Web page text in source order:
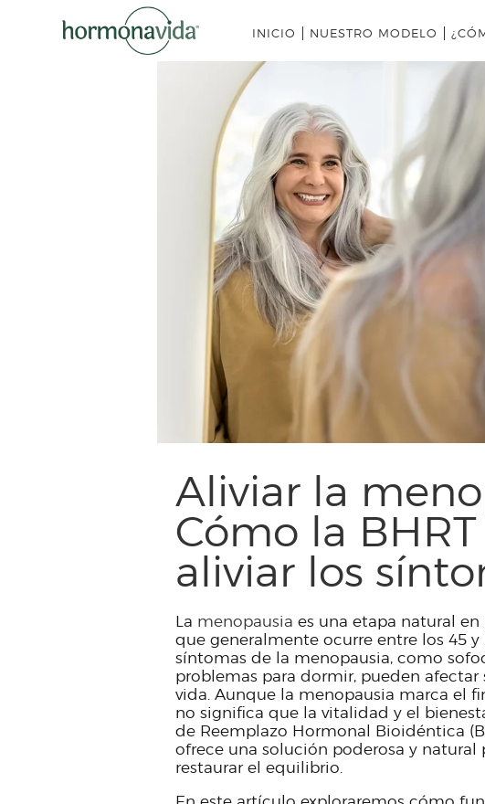
INICIO NUESTRO MODELO
INICIO
Aliviar la
Cómo la
aliviar los
La menopausia es una etapa natural
que generalmente ocurre entre los 45 y
síntomas de la menopausia, como
problemas para dormir, pueden
vida. Aunque la menopausia marca el
no significa que la vitalidad y el
de Reemplazo Hormonal Bioidéntica
ofrece una solución poderosa y natural
restaurar el equilibrio.